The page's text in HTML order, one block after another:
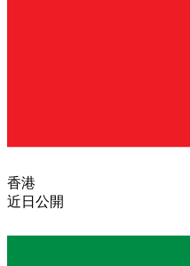
香港
近日公開